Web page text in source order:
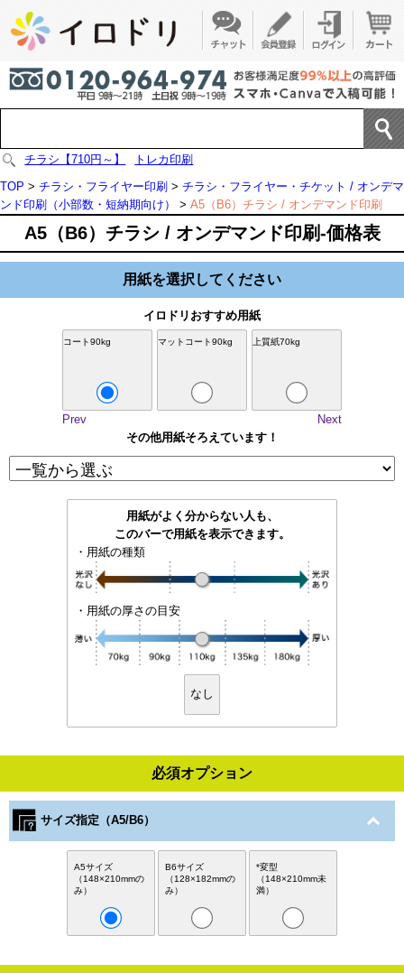
チラシ【710円～】
トレカ印刷
TOP > チラシ・フライヤー印刷 > チラシ・フライヤー・チケット / オンデマ
ンド印刷（小部数・短納期向け）
> A5（B6）チラシ / オンデマンド印刷
A5（B6）チラシ / オンデマンド印刷-価格表
用紙を選択してください
イロドリおすすめ用紙
コート90kg マットコート90kg 上質紙70kg
Prev
Next
その他用紙そろえています！
用紙がよく分からない人も、
このバーで用紙を表示できます。
・用紙の種類
・用紙の厚さの目安
なし
必須オプション
サイズ指定（A5/B6）
A5サイズ
（148×210mmの
み）
B6サイズ
（128×182mmの
み）
*変型
（148×210mm未
満）